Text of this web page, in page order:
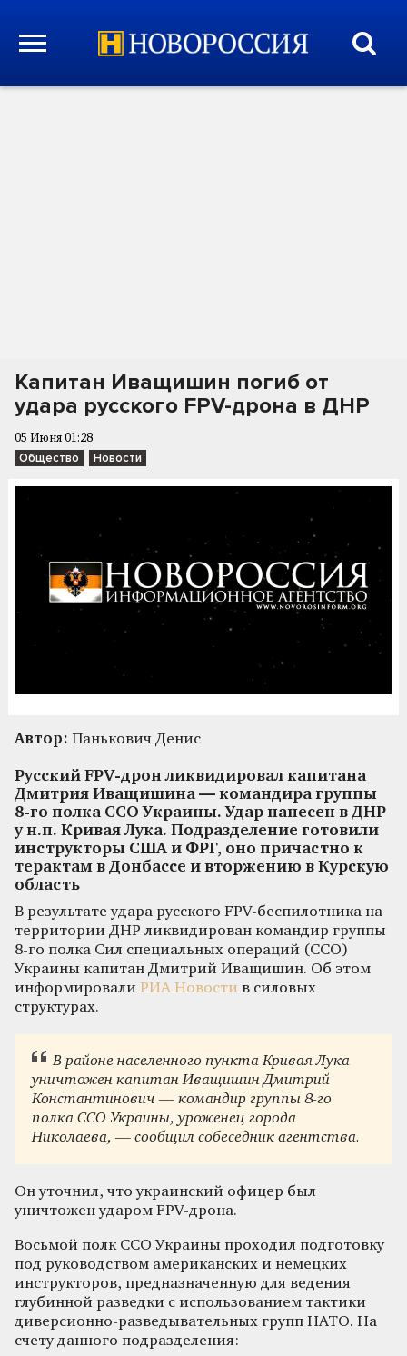
Капитан Иващишин погиб от
удара русского FPV-дрона в ДНР
05 Июня 01:28
Общество Новости
Автор: Панькович Денис
Русский FPV-дрон ликвидировал капитана
Дмитрия Иващишина — командира группы
8-го полка ССО Украины. Удар нанесен в ДНР
у н.п. Кривая Лука. Подразделение готовили
инструкторы США и ФРГ, оно причастно к
терактам в Донбассе и вторжению в Курскую
область
В результате удара русского FPV-беспилотника на
территории ДНР ликвидирован командир группы
8-го полка Сил специальных операций (ССО)
Украины капитан Дмитрий Иващишин. Об этом
информировали РИА Новости в силовых
структурах.
В районе населенного пункта Кривая Лука
уничтожен капитан Иващишин Дмитрий
Константинович — командир группы 8-го
полка ССО Украины, уроженец города
Николаева, — сообщил собеседник агентства.
Он уточнил, что украинский офицер был
уничтожен ударом FPV-дрона.
Восьмой полк ССО Украины проходил подготовку
под руководством американских и немецких
инструкторов, предназначенную для ведения
глубинной разведки с использованием тактики
диверсионно-разведывательных групп НАТО. На
счету данного подразделения: